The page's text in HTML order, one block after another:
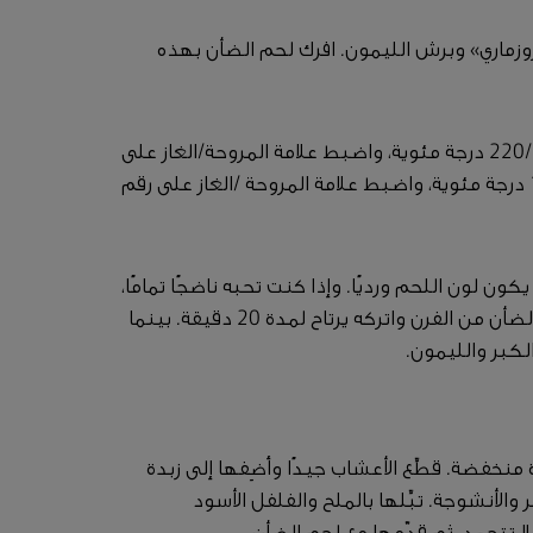
وبرش الليمون. افرك لحم الضأن بهذه
اطبخ لحم الضأن لمدة 30 دقيقة بمستوى 240 /220 درجة مئوية، واضبط علامة المروحة/الغاز على
رقم 7، ثم خفّض حرارة الفرن لمستوى 160/ 140 درجة مئوية، واضبط علامة المروحة /الغاز على رقم
لون اللحم ورديًا. وإذا كنت تحبه ناضجًا تمامًا،
فأكمل الطهي لمدة 15 دقيقة أخرى. أخرج لحم الضأن من الفرن واتركه يرتاح لمدة 20 دقيقة. بينما
والليمون.
منخفضة. قطِّع الأعشاب جيدًا وأضِفها إلى زبدة
تبِّلها بالملح والفلفل الأسود